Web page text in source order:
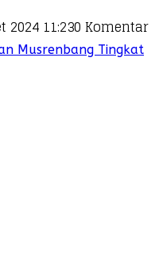
2024 11:230 Komentar
Musrenbang Tingkat